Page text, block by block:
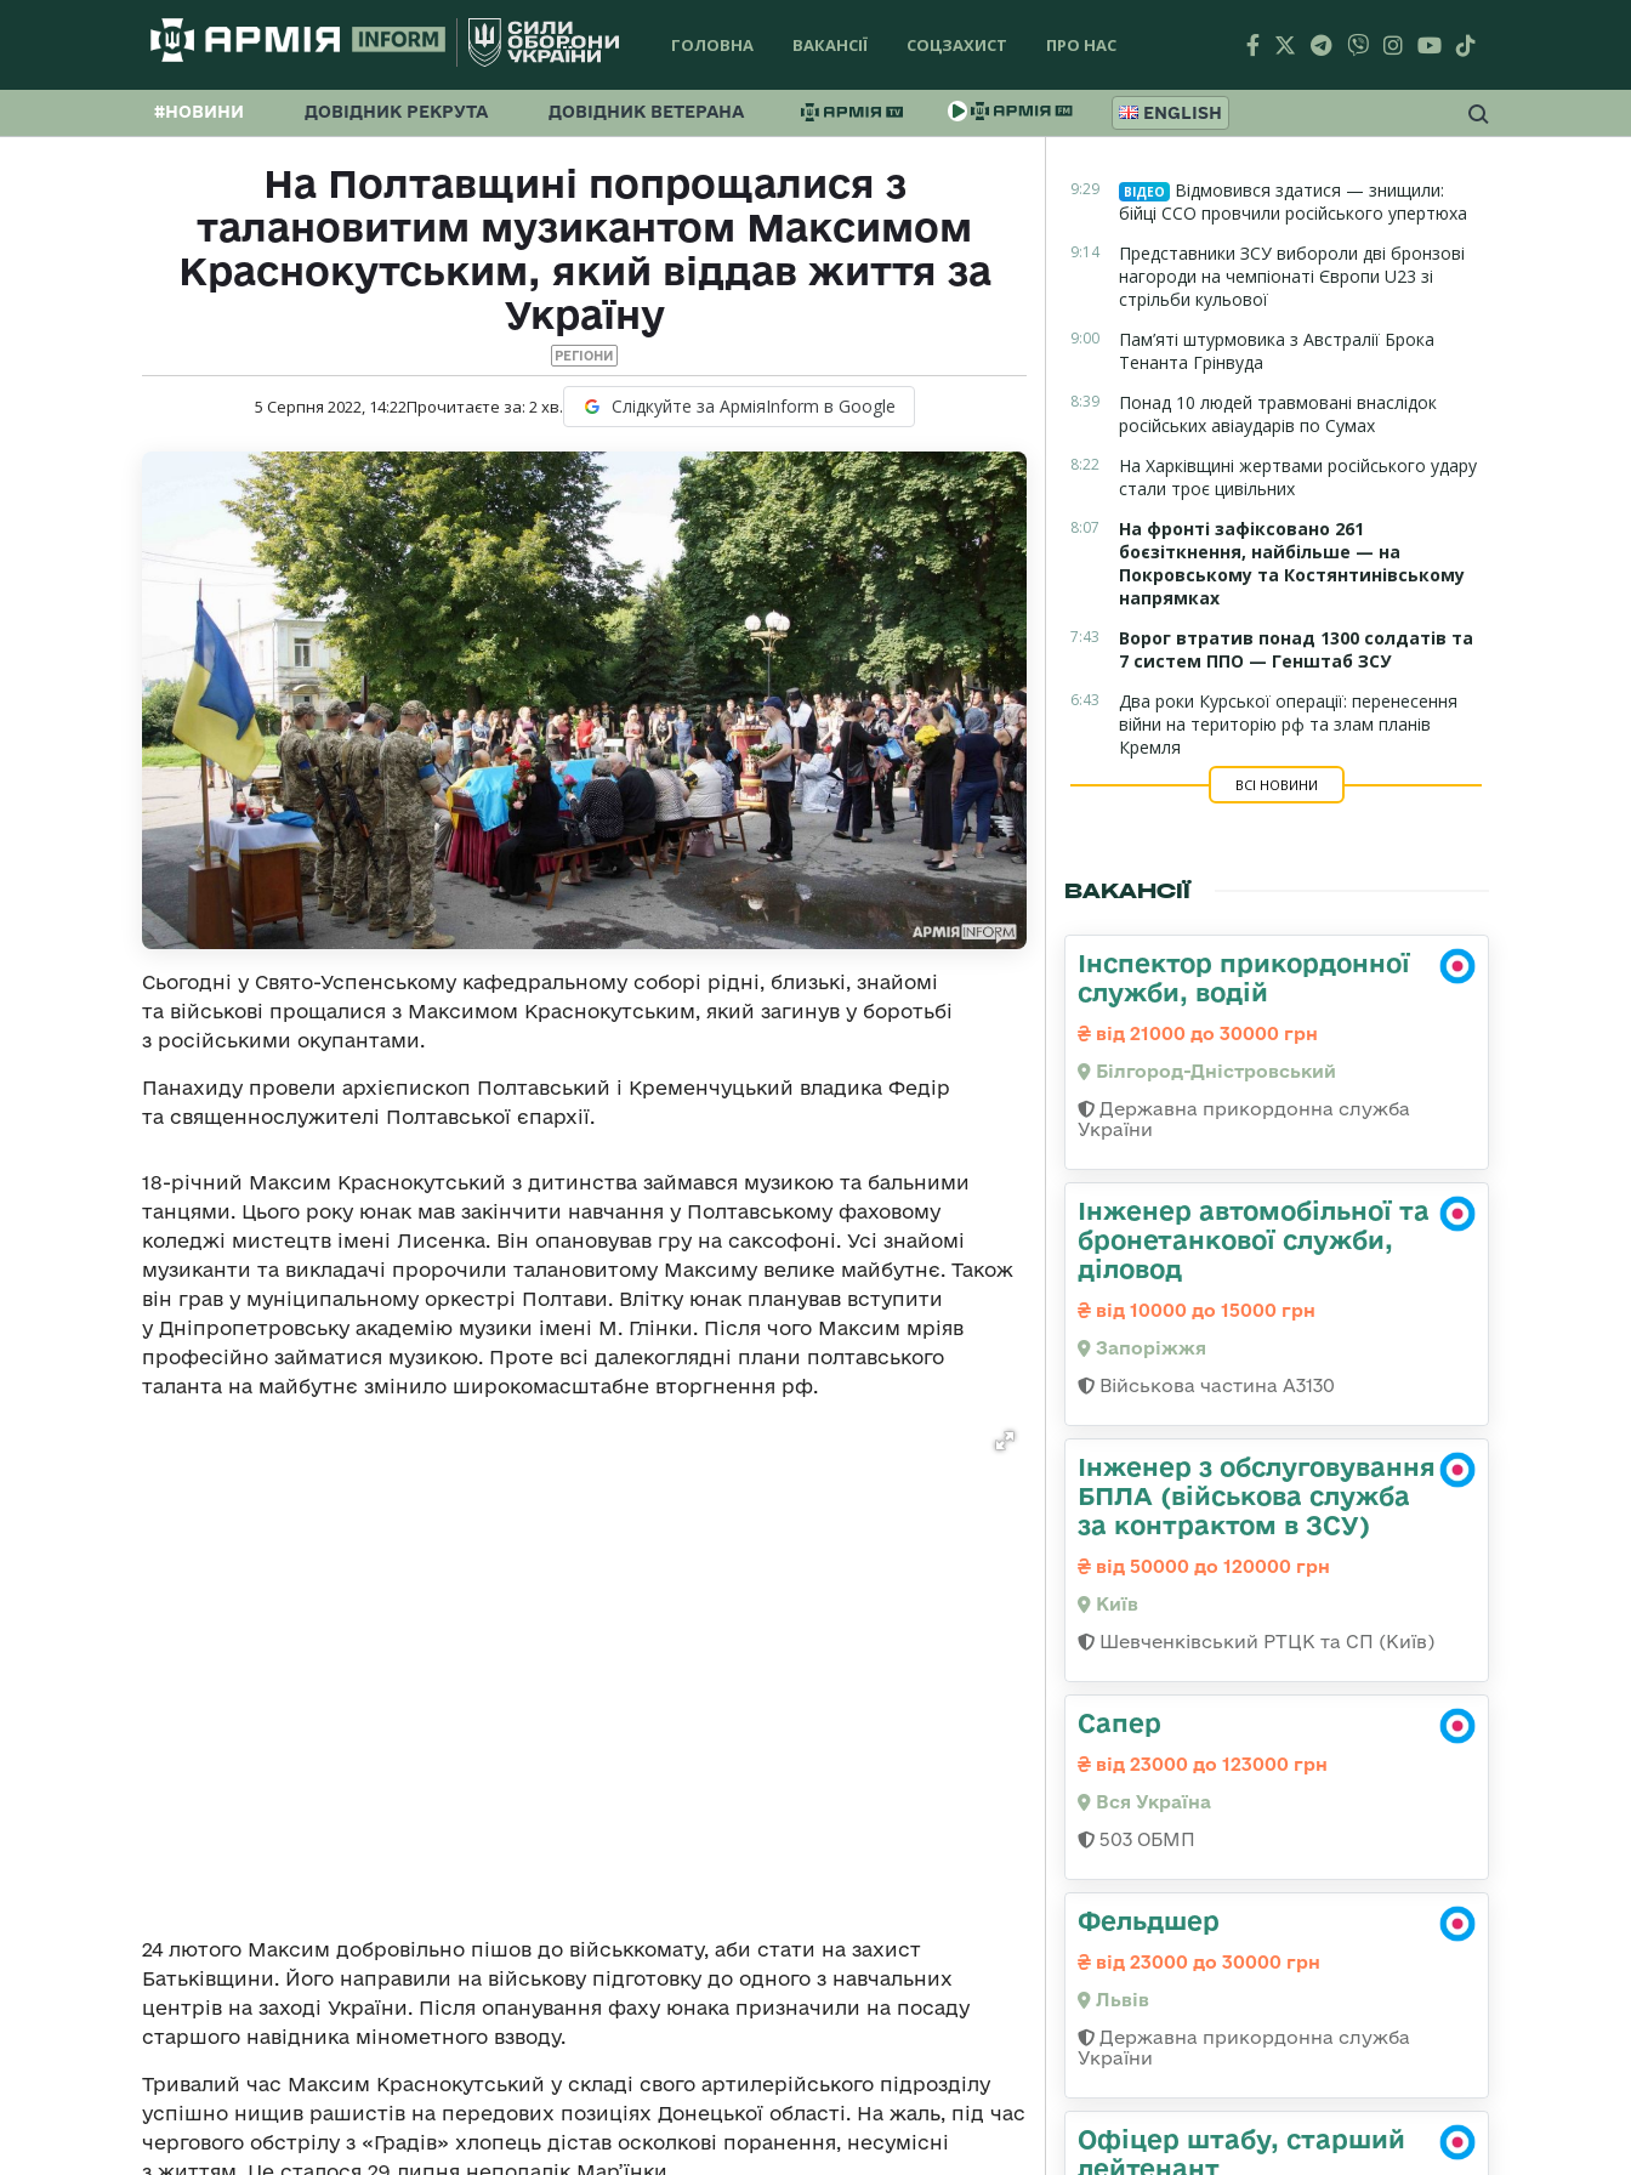
ГОЛОВНА ВАКАНСІЇ СОЦЗАХИСТ ПРО НАС
#НОВИНИ ДОВІДНИК РЕКРУТА ДОВІДНИК ВЕТЕРАНА ENGLISH
На Полтавщині попрощалися з
талановитим музикантом Максимом
Краснокутським, який віддав життя за
Україну
РЕГІОНИ
5 Серпня 2022, 14:22Прочитаєте за: 2хв. Слідкуйте за АрміяInform в Google
Сьогодні у Свято-Успенському кафедральному соборі рідні, близькі, знайомі
та військові прощалися з Максимом Краснокутським, який загинув у боротьбі
з російськими окупантами.
Панахиду провели архієпископ Полтавський і Кременчуцький владика Федір
та священнослужителі Полтавської єпархії.
18-річний Максим Краснокутський з дитинства займався музикою та бальними
танцями. Цього року юнак мав закінчити навчання у Полтавському фаховому
коледжі мистецтв імені Лисенка. Він опановував гру на саксофоні. Усі знайомі
музиканти та викладачі пророчили талановитому Максиму велике майбутнє. Також
він грав у муніципальному оркестрі Полтави. Влітку юнак планував вступити
у Дніпропетровську академію музики імені М. Глінки. Після чого Максим мріяв
професійно займатися музикою. Проте всі далекоглядні плани полтавського
таланта на майбутнє змінило широкомасштабне вторгнення рф.
24 лютого Максим добровільно пішов до військкомату, аби стати на захист
Батьківщини. Його направили на військову підготовку до одного з навчальних
центрів на заході України. Після опанування фаху юнака призначили на посаду
старшого навідника мінометного взводу.
Тривалий час Максим Краснокутський у складі свого артилерійського підрозділу
успішно нищив рашистів на передових позиціях Донецької області. На жаль, під час
чергового обстрілу з «Градів» хлопець дістав осколкові поранення, несумісні
9:29 ВІДЕО
Відмовився здатися — знищили:
бійці ССО провчили російського упертюха
9:14
Представники ЗСУ вибороли дві бронзові
нагороди на чемпіонаті Європи U23 зі
стрільби кульової
9:00
Пам’яті штурмовика з Австралії Брока
Тенанта Грінвуда
8:39
Понад 10 людей травмовані внаслідок
російських авіаударів по Сумах
8:22
На Харківщині жертвами російського удару
стали троє цивільних
8:07
На фронті зафіксовано 261
боєзіткнення, найбільше — на
Покровському та Костянтинівському
напрямках
7:43
Ворог втратив понад 1300 солдатів та
7 систем ППО — Генштаб ЗСУ
6:43
Два роки Курської операції: перенесення
війни на територію рф та злам планів
Кремля
ВСІ НОВИНИ
ВАКАНСІЇ
Інспектор прикордонної
служби, водій
від 21000 до 30000 грн
Білгород-Дністровський
Державна прикордонна служба
України
Інженер автомобільної та
бронетанкової служби,
діловод
від 10000 до 15000 грн
Запоріжжя
Військова частина А3130
Інженер з обслуговування
БПЛА (військова служба
за контрактом в ЗСУ)
від 50000 до 120000 грн
Київ
Шевченківський РТЦК та СП (Київ)
Сапер
від 23000 до 123000 грн
Вся Україна
503 ОБМП
Фельдшер
від 23000 до 30000 грн
Львів
Державна прикордонна служба
України
Офіцер штабу, старший
лейтенант